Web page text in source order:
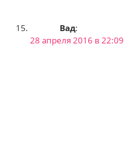
Вад:
28 апреля 2016 в 22:09